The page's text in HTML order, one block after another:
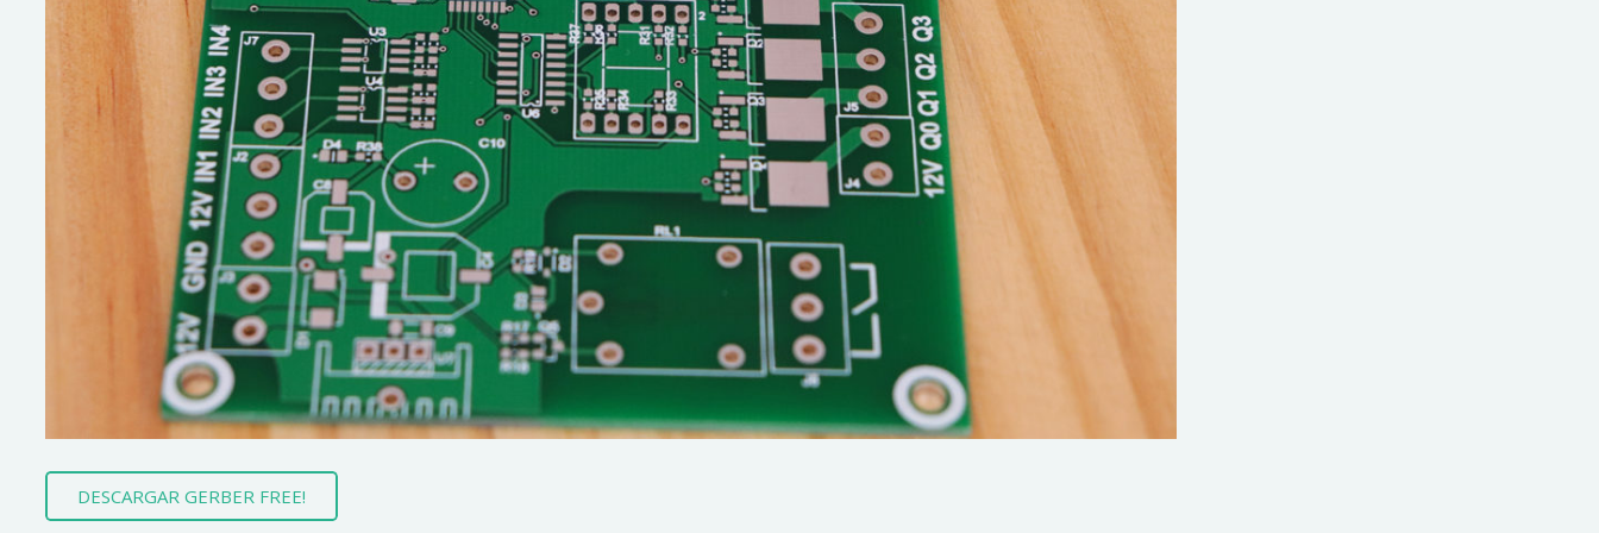
DESCARGAR GERBER FREE!